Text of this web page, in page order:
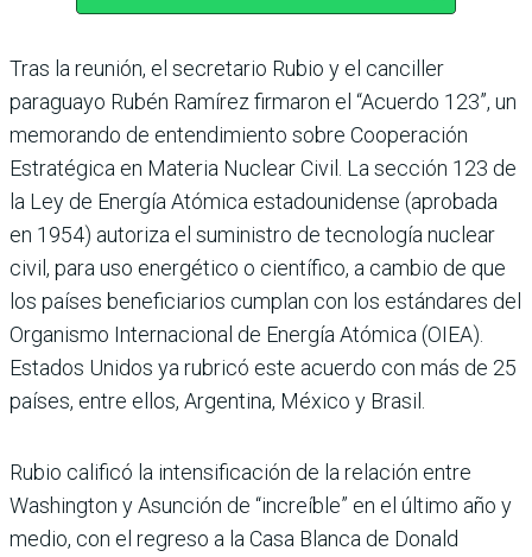
Tras la reunión, el secretario Rubio y el canciller
paraguayo Rubén Ramírez firmaron el “Acuerdo 123”, un
memorando de entendimiento sobre Cooperación
Estratégica en Materia Nuclear Civil. La sección 123 de
la Ley de Energía Atómica estadounidense (aprobada
en 1954) autoriza el suministro de tecnología nuclear
civil, para uso energético o científico, a cambio de que
los países beneficiarios cumplan con los estándares del
Organismo Internacional de Energía Atómica (OIEA).
Estados Unidos ya rubricó este acuerdo con más de 25
países, entre ellos, Argentina, México y Brasil.
Rubio calificó la intensificación de la relación entre
Washington y Asunción de “increíble” en el último año y
medio, con el regreso a la Casa Blanca de Donald